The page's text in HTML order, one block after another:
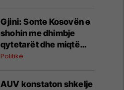
Gjini: Sonte Kosovën e
shohin me dhimbje
qytetarët dhe miqtë
tanë, Kurti po ia qet
Politikë
AUV konstaton shkelje